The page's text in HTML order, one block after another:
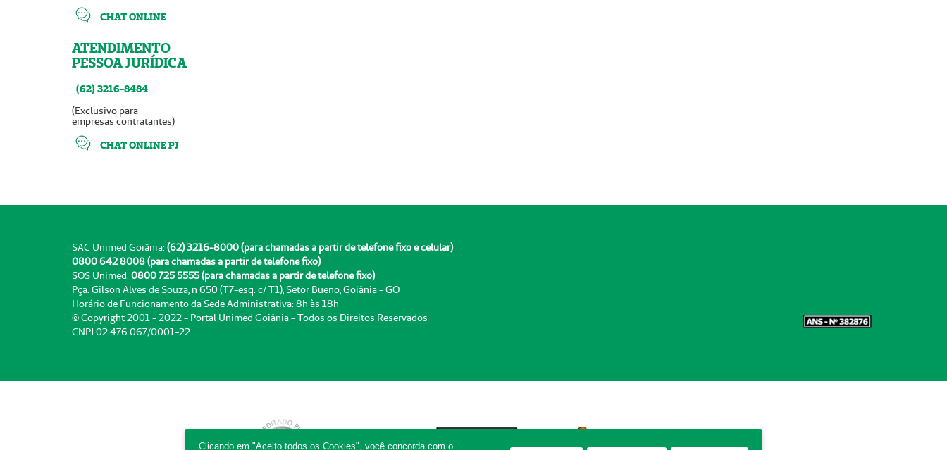
CHAT ONLINE
ATENDIMENTO
PESSOA JURÍDICA
(62) 3216-8484
(Exclusivo para
empresas contratantes)
CHAT ONLINE PJ
SAC Unimed Goiânia: (62) 3216-8000 (para chamadas a partir de telefone fixo e celular)
0800 642 8008 (para chamadas a partir de telefone fixo)
SOS Unimed: 0800 725 5555 (para chamadas a partir de telefone fixo)
Pça. Gilson Alves de Souza, n 650 (T7-esq. c/ T1), Setor Bueno, Goiânia - GO
Horário de Funcionamento da Sede Administrativa: 8h às 18h
© Copyright 2001 - 2022 - Portal Unimed Goiânia - Todos os Direitos Reservados
CNPJ 02.476.067/0001-22
Clicando em "Aceito todos os Cookies", você concorda com o